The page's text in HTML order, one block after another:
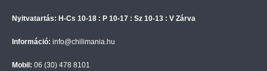
Nyitvatartás: H-Cs 10-18 : P 10-17 : Sz 10-13 : V Zárva
Információ: info@chilimania.hu
Mobil: 06 (30) 478 8101